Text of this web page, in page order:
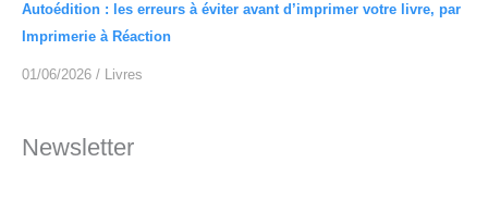
Autoédition : les erreurs à éviter avant d’imprimer votre livre, par
Imprimerie à Réaction
01/06/2026 / Livres
Newsletter